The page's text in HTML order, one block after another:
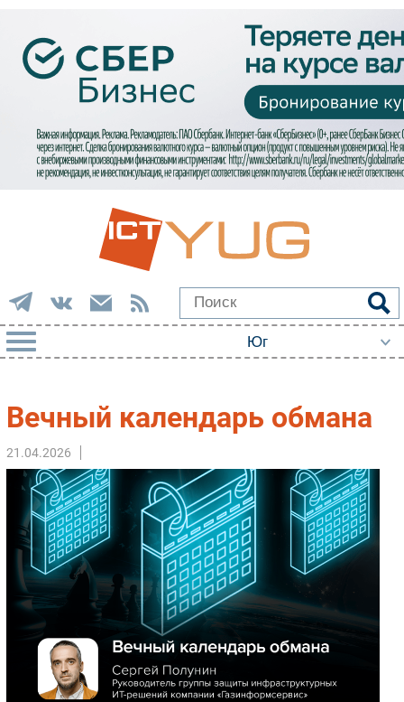
Импорто­замещение
Автоматизация Промышленности
Интернет
Мобильная связь
Фиксированная связь
Интеграция
Рынок ПК
Маркетинг
Торговые сети
Оборудование
ПО
Вечный календарь обмана
21.04.2026